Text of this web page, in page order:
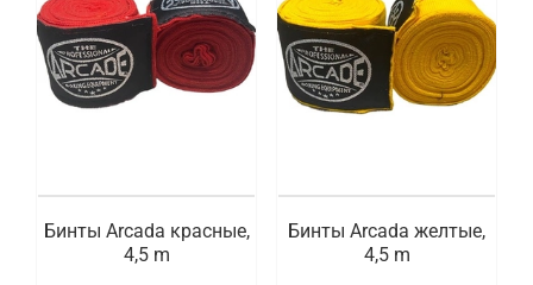
Бинты Arcada красные,
4,5 m
Бинты Arcada желтые,
4,5 m